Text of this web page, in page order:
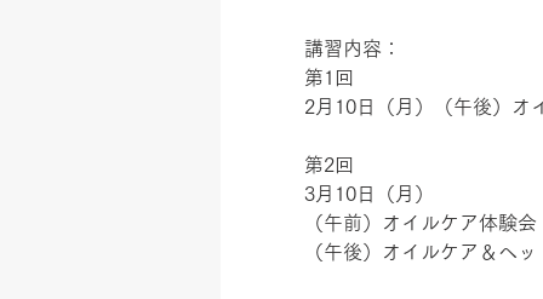
講習内容：
第1回
2月10日（月）（午後）オ
第2回
3月10日（月）
（午前）オイルケア体験
（午後）オイルケア＆ヘ